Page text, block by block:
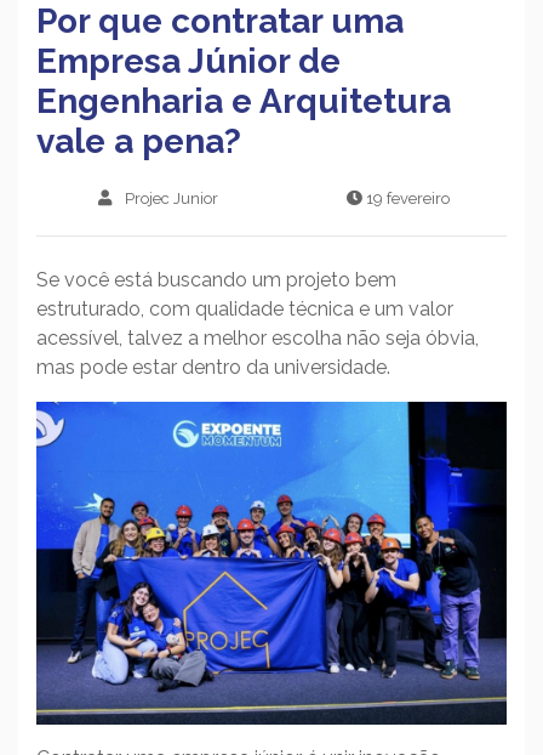
Por que contratar uma
Empresa Júnior de
Engenharia e Arquitetura
vale a pena?
Projec Junior 19 fevereiro
Se você está buscando um projeto bem
estruturado, com qualidade técnica e um valor
acessível, talvez a melhor escolha não seja óbvia,
mas pode estar dentro da universidade.